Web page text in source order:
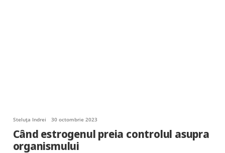
Steluța Indrei 30 octombrie 2023
Când estrogenul preia controlul asupra
organismului